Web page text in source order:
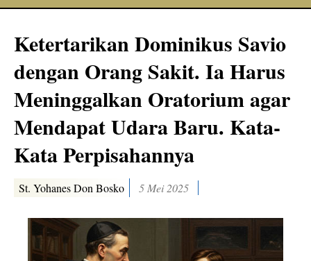
Ketertarikan Dominikus Savio
dengan Orang Sakit. Ia Harus
Meninggalkan Oratorium agar
Mendapat Udara Baru. Kata-
Kata Perpisahannya
St. Yohanes Don Bosko 5 Mei 2025